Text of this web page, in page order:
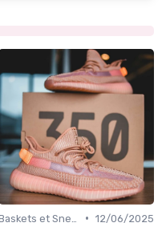
• 12/06/2025